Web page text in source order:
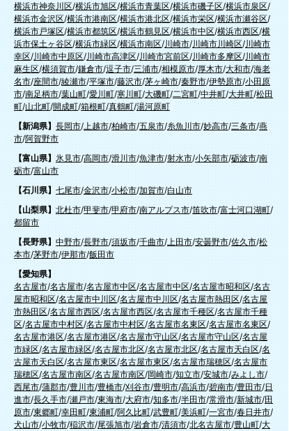
横浜市神奈川区/横浜市旭区/横浜市青葉区/横浜市磯子区/横浜市泉区/
横浜市金沢区/横浜市港南区/横浜市港北区/横浜市栄区/横浜市瀬谷区/
横浜市戸塚区/横浜市都筑区/横浜市鶴見区/横浜市中区/横浜市西区/横
浜市保土ヶ谷区/横浜市緑区/横浜市南区/川崎市/川崎市川崎区/川崎市
幸区/川崎市中原区/川崎市高津区/川崎市宮前区/川崎市多摩区/川崎市
麻生区/横須賀市/鎌倉市/逗子市/三浦市/相模原市/厚木市/大和市/海老
名市/座間市/綾瀬市/平塚市/藤沢市/茅ヶ崎市/秦野市/伊勢原市/小田原
市/南足柄市/葉山町/愛川町/寒川町/大磯町/二宮町/中井町/大井町/松田
町/山北町/開成町/箱根町/真鶴町/湯河原町
【新潟県】 長岡市/上越市/柏崎市/五泉市/糸魚川市/妙高市/三条市/燕
市/阿賀野市
【富山県】 氷見市/高岡市/滑川市/魚津市/射水市/小矢部市/砺波市/南
砺市/富山市
【石川県】 七尾市/金沢市/小松市/加賀市/白山市
【山梨県】 北杜市/甲斐市/甲府市/南アルプス市/笛吹市/富士河口湖町/
都留市
【長野県】 中野市/長野市/須坂市/千曲市/上田市/安曇野市/佐久市/松
本市/茅野市/伊那市/飯田市
【愛知県】
名古屋市/名古屋市/名古屋市中区/名古屋市中区/名古屋市昭和区/名古
屋市昭和区/名古屋市中川区/名古屋市中川区/名古屋市熱田区/名古屋
市熱田区/名古屋市西区/名古屋市西区/名古屋市千種区/名古屋市千種
区/名古屋市中村区/名古屋市中村区/名古屋市名東区/名古屋市名東区/
名古屋市港区/名古屋市港区/名古屋市守山区/名古屋市守山区/名古屋
市緑区/名古屋市緑区/名古屋市北区/名古屋市北区/名古屋市天白区/名
古屋市天白区/名古屋市東区/名古屋市東区/名古屋市瑞穂区/名古屋市
瑞穂区/名古屋市南区/名古屋市南区/岡崎市/知立市/安城市/みよし市/
西尾市/蒲郡市/豊川市/豊橋市/刈谷市/豊明市/高浜市/碧南市/豊田市/日
進市/長久手市/瀬戸市/東海市/大府市/知多市/半田市/常滑市/新城市/田
原市/東郷町/幸田町/東浦町/阿久比町/武豊町/美浜町/一宮市/春日井市/
犬山市/小牧市/稲沢市/尾張旭市/岩倉市/清須市/北名古屋市/豊山町/大